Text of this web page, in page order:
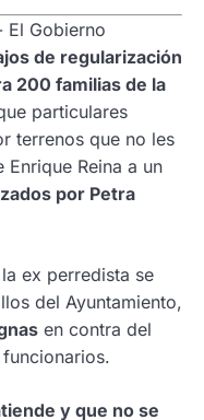
El Gobierno
de regularización
200 familias de la
particulares
terrenos que no les
Reina a un
por Petra
ex perredista se
del Ayuntamiento,
en contra del
y que no se